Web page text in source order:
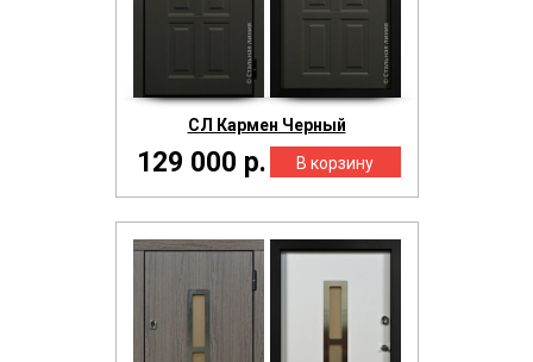
СЛ Кармен Черный
129 000 р.